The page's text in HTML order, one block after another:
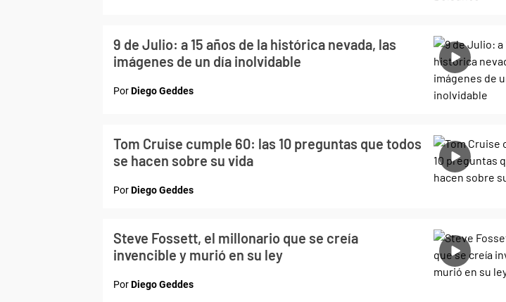
9 de Julio: a 15 años de la histórica nevada, las
imágenes de un día inolvidable
PorDiego Geddes
Tom Cruise cumple 60: las 10 preguntas que todos
se hacen sobre su vida
PorDiego Geddes
Steve Fossett, el millonario que se creía
invencible y murió en su ley
PorDiego Geddes